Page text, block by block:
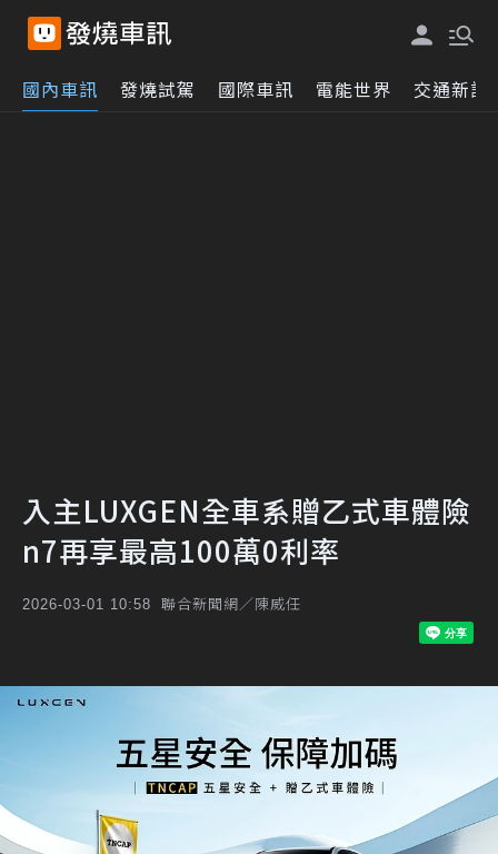
國內車訊 發燒試駕 國際車訊 電能世界 交通新訊
入主LUXGEN全車系贈乙式車體險
n7再享最高100萬0利率
2026-03-01 10:58 聯合新聞網／陳威任